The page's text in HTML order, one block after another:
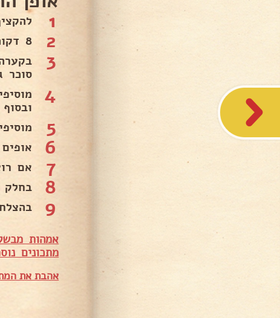
1 להקציף 6 חלבונים עם
2 8 דקות .
3
סוכר
4
5
6 אופים בחום
7 אם
8 בחלק
9
אמהות
מתכונים
אהבת את